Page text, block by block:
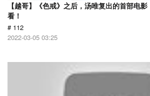
【越哥】《色戒》之后，汤唯复出的首部电
看！
# 112
2022-03-05 03:25